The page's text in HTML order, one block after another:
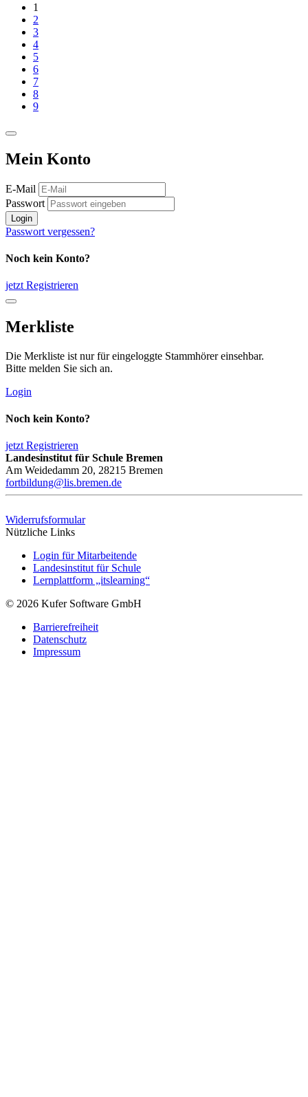
1
2
3
4
5
6
7
8
9
Mein Konto
E-Mail
Passwort
Login
Passwort vergessen?
Noch kein Konto?
jetzt Registrieren
Merkliste
Die Merkliste ist nur für eingeloggte Stammhörer einsehbar.
Bitte melden Sie sich an.
Login
Noch kein Konto?
jetzt Registrieren
Landesinstitut für Schule Bremen
Am Weidedamm 20, 28215 Bremen
fortbildung@lis.bremen.de
Widerrufsformular
Nützliche Links
Login für Mitarbeitende
Landesinstitut für Schule
Lernplattform „itslearning“
© 2026 Kufer Software GmbH
Barrierefreiheit
Datenschutz
Impressum